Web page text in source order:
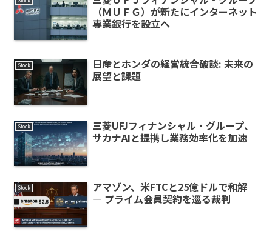
（ＭＵＦＧ）が新たにインターネット
専業銀行を設立へ
Stock
日産とホンダの経営統合破談: 未来の
展望と課題
Stock
三菱UFJフィナンシャル・グループ、
サカナAIと提携し業務効率化を加速
Stock
アマゾン、米FTCと25億ドルで和解
― プライム会員契約を巡る裁判